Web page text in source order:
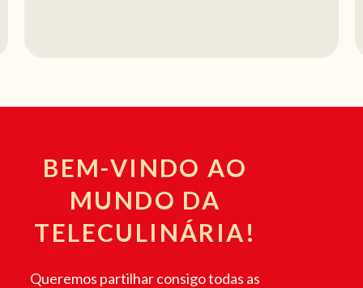
BEM-VINDO AO
MUNDO DA
TELECULINÁRIA!
Queremos partilhar consigo todas as